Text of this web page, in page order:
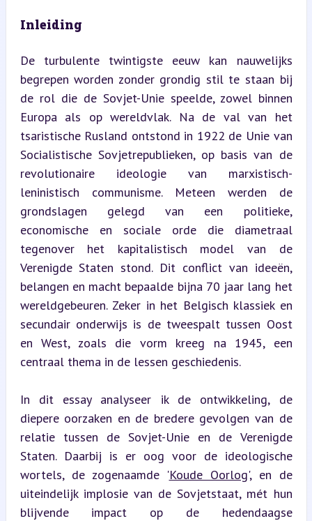
Inleiding
De turbulente twintigste eeuw kan nauwelijks
begrepen worden zonder grondig stil te staan bij
de rol die de Sovjet-Unie speelde, zowel binnen
Europa als op wereldvlak. Na de val van het
tsaristische Rusland ontstond in 1922 de Unie van
Socialistische Sovjetrepublieken, op basis van de
revolutionaire ideologie van marxistisch-
leninistisch communisme. Meteen werden de
grondslagen gelegd van een politieke,
economische en sociale orde die diametraal
tegenover het kapitalistisch model van de
Verenigde Staten stond. Dit conflict van ideeën,
belangen en macht bepaalde bijna 70 jaar lang het
wereldgebeuren. Zeker in het Belgisch klassiek en
secundair onderwijs is de tweespalt tussen Oost
en West, zoals die vorm kreeg na 1945, een
centraal thema in de lessen geschiedenis.
In dit essay analyseer ik de ontwikkeling, de
diepere oorzaken en de bredere gevolgen van de
relatie tussen de Sovjet-Unie en de Verenigde
Staten. Daarbij is er oog voor de ideologische
wortels, de zogenaamde 'Koude Oorlog', en de
uiteindelijk implosie van de Sovjetstaat, mét hun
blijvende impact op de hedendaagse